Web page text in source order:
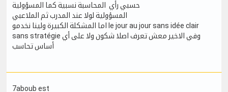
حسبي رأي المحاسبة نسبية كما المسؤولية
المسؤولية لولا عند المدرب ثم الملاعبي
اما المشكلة الكبيرة ولينا نخدمو le jour au jour sans idée clair
sans stratégie وفي الاخير معش تعرف اصلا شكون ولا على أي
أساس تحاسب
7aboub est